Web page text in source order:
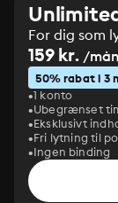
For dig som
159 kr. /
50% rabat i 3
1 konto
Ubegrænset
Eksklusivt
Fri lytning til
Ingen binding